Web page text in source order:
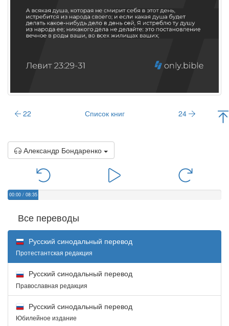
22 Список книг 24
Александр Бондаренко
00:00 / 08:35
Все переводы
Русский синодальный перевод
Протестантская редакция
Русский синодальный перевод
Православная редакция
Русский синодальный перевод
Юбилейное издание